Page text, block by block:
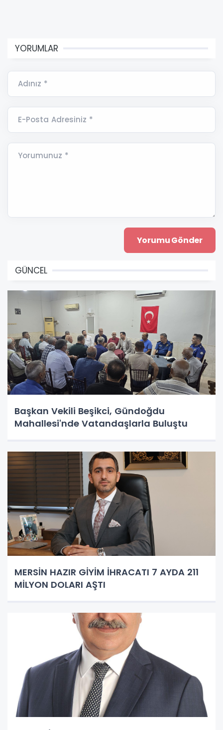
YORUMLAR
Adınız *
E-Posta Adresiniz *
Yorumunuz *
GÜNCEL
Başkan Vekili Beşikci, Gündoğdu
Mahallesi'nde Vatandaşlarla Buluştu
MERSİN HAZIR GİYİM İHRACATI 7 AYDA 211
MİLYON DOLARI AŞTI